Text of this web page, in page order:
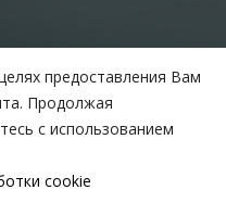
предоставления Вам
Продолжая
с использованием
cookie